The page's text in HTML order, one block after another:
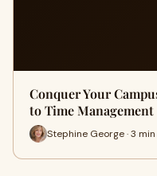
Conquer Your
to Time Management
Stephine George · 3 min